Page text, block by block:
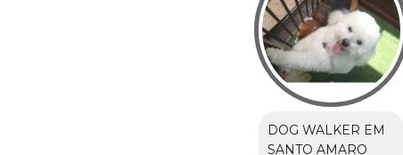
DOG WALKER EM
SANTO AMARO